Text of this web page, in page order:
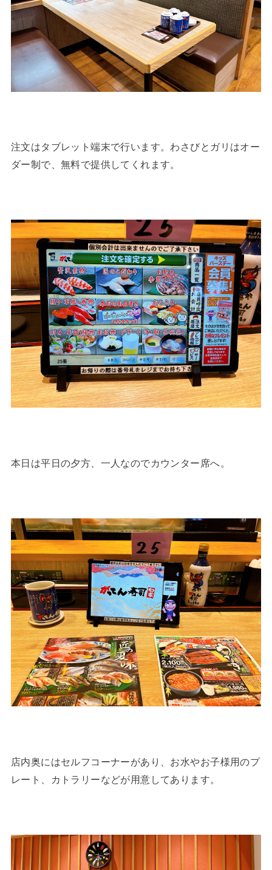
注文はタブレット端末で行います。わさびとガリはオー
ダー制で、無料で提供してくれます。
本日は平日の夕方、一人なのでカウンター席へ。
店内奥にはセルフコーナーがあり、お水やお子様用のプ
レート、カトラリーなどが用意してあります。